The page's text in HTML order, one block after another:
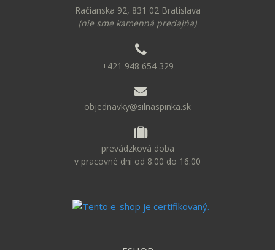
Račianska 92, 831 02 Bratislava
(nie sme kamenná predajňa)
+421 948 654 329
objednavky@silnaspinka.sk
prevádzková doba
v pracovné dni od 8:00 do 16:00